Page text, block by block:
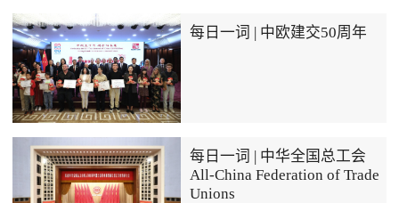
每日一词 | 中欧建交50周年
每日一词 | 中华全国总工会
All-China Federation of Trade
Unions